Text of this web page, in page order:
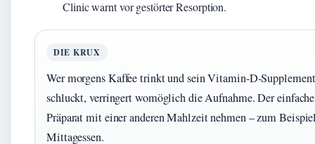
Clinic warnt vor gestörter Resorption.
DIE KRUX
Wer morgens Kaffee trinkt und sein
schluckt, verringert womöglich die Aufnahme. Der
Präparat mit einer anderen Mahlzeit nehmen – zum
Mittagessen.